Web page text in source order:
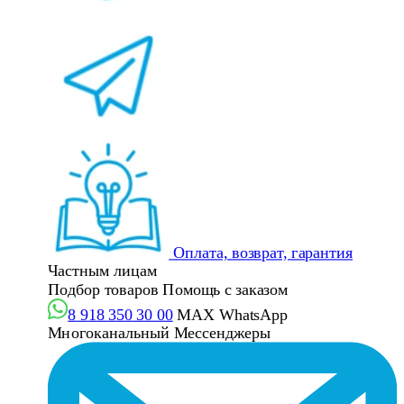
Оплата, возврат, гарантия
Частным лицам
Подбор товаров Помощь с заказом
8 918 350 30 00 MAX WhatsApp
Многоканальный Мессенджеры